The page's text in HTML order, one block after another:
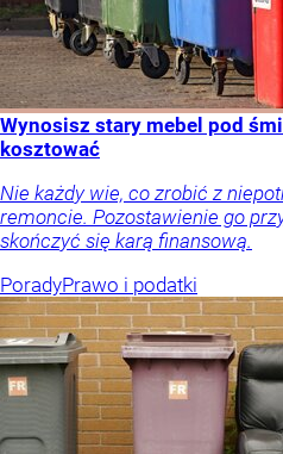
Wynosisz stary mebel pod
kosztować
Nie każdy wie, co zrobić z
remoncie. Pozostawienie go
skończyć się karą finansową.
PoradyPrawo i podatki